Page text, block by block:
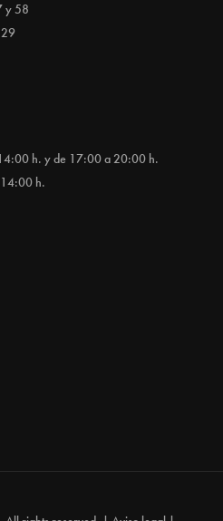
y 58
29
h. y de 17:00 a 20:00 h.
h.